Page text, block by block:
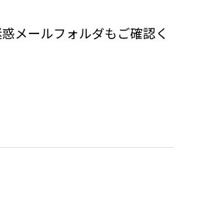
メールフォルダもご確認く